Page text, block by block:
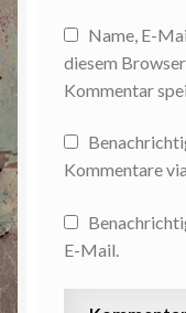
Name, E-
diesem
Kommentar
Kommentare
E-Mail.